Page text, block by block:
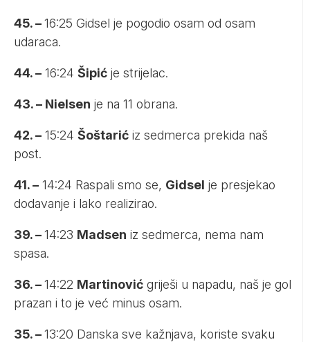
45. –16:25 Gidsel je pogodio osam od osam
udaraca.
44. – 16:24 Šipić je strijelac.
43. – Nielsen je na 11 obrana.
42. – 15:24 Šoštarić iz sedmerca prekida naš
post.
41. – 14:24 Raspali smo se, Gidsel je presjekao
dodavanje i lako realizirao.
39. –14:23 Madsen iz sedmerca, nema nam
spasa.
36. –14:22 Martinović griješi u napadu, naš je gol
prazan i to je već minus osam.
35. –13:20 Danska sve kažnjava, koriste svaku